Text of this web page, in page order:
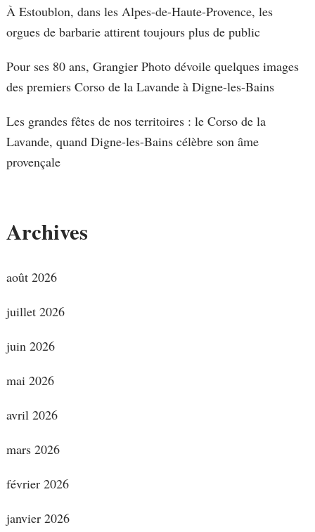
À Estoublon, dans les Alpes-de-Haute-Provence, les
orgues de barbarie attirent toujours plus de public
Pour ses 80 ans, Grangier Photo dévoile quelques images
des premiers Corso de la Lavande à Digne-les-Bains
Les grandes fêtes de nos territoires : le Corso de la
Lavande, quand Digne-les-Bains célèbre son âme
provençale
Archives
août 2026
juillet 2026
juin 2026
mai 2026
avril 2026
mars 2026
février 2026
janvier 2026